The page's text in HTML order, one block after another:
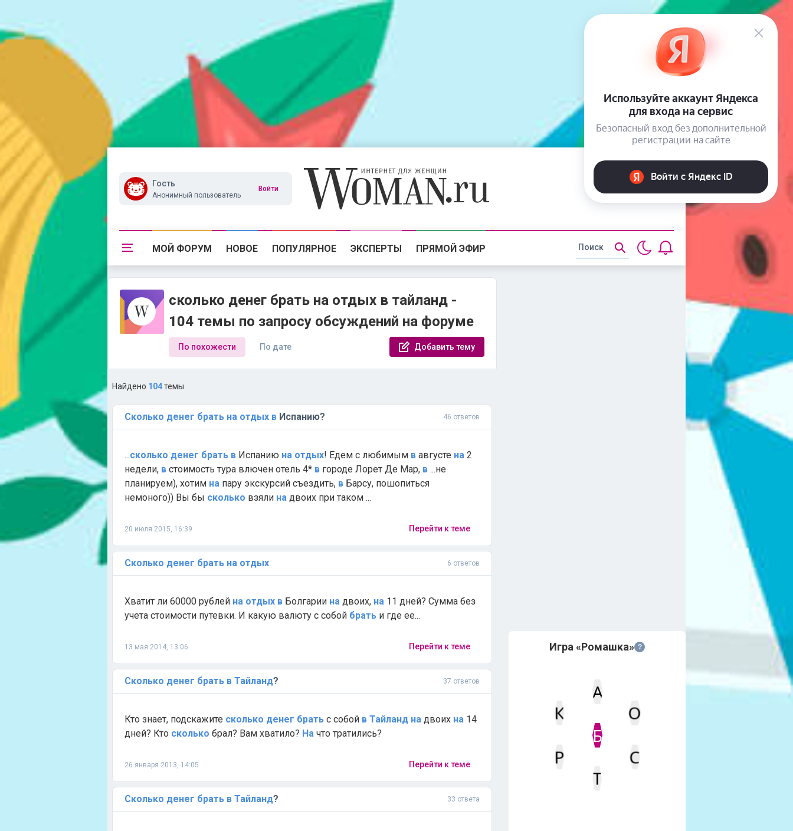
Гость
Анонимный пользователь
Войти
МОЙ ФОРУМ НОВОЕ ПОПУЛЯРНОЕ ЭКСПЕРТЫ ПРЯМОЙ ЭФИР
сколько денег брать на отдых в тайланд -
104 темы по запросу обсуждений на форуме
По похожести По дате Добавить тему
Найдено 104темы
Сколько денег брать на отдых в Испанию? 46 ответов
...сколько денег брать в Испанию на отдых! Едем с любимым в августе на 2
недели, в стоимость тура влючен отель 4* в городе Лорет Де Мар, в ...не
планируем), хотим на пару экскурсий съездить, в Барсу, пошопиться
немоного)) Вы бы сколько взяли на двоих при таком ...
20 июля 2015, 16:39 Перейти к теме
Сколько денег брать на отдых 6 ответов
Хватит ли 60000 рублей на отдых в Болгарии на двоих, на 11 дней? Сумма без
учета стоимости путевки. И какую валюту с собой брать и где ее...
13 мая 2014, 13:06 Перейти к теме
Сколько денег брать в Тайланд? 37 ответов
Кто знает, подскажите сколько денег брать с собой в Тайланд на двоих на 14
дней? Кто сколько брал? Вам хватило? На что тратились?
26 января 2013, 14:05 Перейти к теме
Сколько денег брать в Тайланд? 33 ответа
Игра «Ромашка» ?
Мин. кол-во очков
Б
А
К
О
Р
С
Т